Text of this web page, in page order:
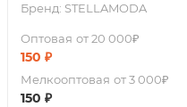
Бренд: STELLAMODA
Оптовая от 20 000₽
150 ₽
Мелкооптовая от 3 000₽
150 ₽